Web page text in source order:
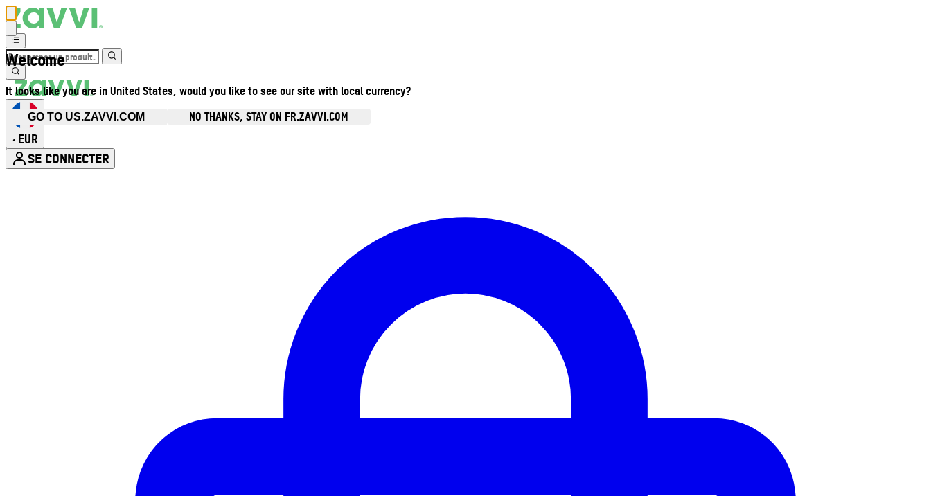
Welcome
It looks like you are in United States, would you like to see our site with local currency?
GO TO US.ZAVVI.COM NO THANKS, STAY ON FR.ZAVVI.COM
• EUR
SE CONNECTER